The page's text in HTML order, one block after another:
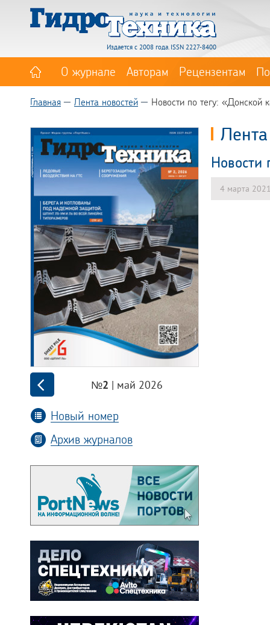
Издается с 2008 года. ISSN 2227-8400
О журнале Авторам Рецензентам
Главная Лента новостей Новости по тегу: «Донской
№2 | май 2026
Новый номер
Архив журналов
Новости
4 марта